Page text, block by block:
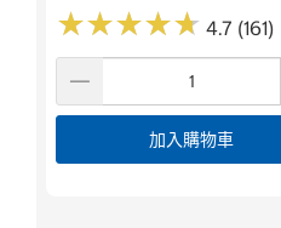
★★★★★
★★★★★ 4.7 (161)
加入購物車